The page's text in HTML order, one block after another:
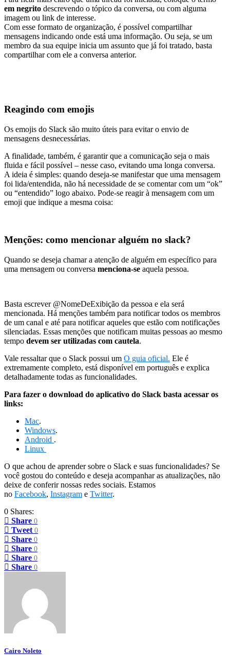
em negrito descrevendo o tópico da conversa, ou com alguma
imagem ou link de interesse.
Com esse formato de organização, é possível compartilhar
mensagens indicando onde está uma informação. Ou seja, se um
membro da sua equipe inicia um assunto que já foi tratado, basta
compartilhar com ele a conversa anterior.
Reagindo com emojis
Os emojis do Slack são muito úteis para evitar o envio de
mensagens desnecessárias.
A finalidade, também, é garantir que a comunicação seja o mais
fluida e fácil possível – nesse caso, evitando uma longa conversa.
A ideia é simples: quando deseja-se manifestar que uma mensagem
foi lida/entendida, não há necessidade de se comentar com um “ok”
ou “entendido” logo abaixo. Pode-se reagir à mensagem com um
emoji que indique a mesma coisa:
Menções: como mencionar alguém no slack?
Quando se deseja chamar a atenção de alguém em específico para
uma mensagem ou conversa menciona-se aquela pessoa.
Basta escrever @NomeDeExibição da pessoa e ela será
mencionada. Há menções também para notificar todos os membros
de um canal e até para notificar aqueles que estão com notificações
silenciadas. Essas menções que notificam muitas pessoas ao mesmo
tempo devem ser utilizadas com cautela.
Vale ressaltar que o Slack possui um O guia oficial. Ele é
extremamente completo, está disponível em português e explica
detalhadamente todas as funcionalidades.
Para fazer o download do aplicativo do Slack basta acessar os
links:
Mac.
Windows.
Android .
Linux
O que achou de aprender sobre o Slack e suas funcionalidades? Se
você gostou do conteúdo e deseja acompanhar as atualizações, não
deixe de conferir nossas redes sociais. Estamos
no Facebook, Instagram e Twitter.
0 Shares:
Share 0
Tweet 0
Share 0
Share 0
Share 0
Share 0
Cairo Noleto